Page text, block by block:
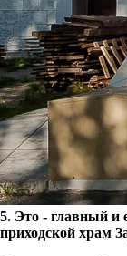
5. Это - главный и
приходской храм